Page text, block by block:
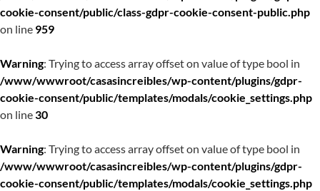
cookie-consent/public/class-gdpr-cookie-consent-public.php
on line 959
Warning: Trying to access array offset on value of type bool in
/www/wwwroot/casasincreibles/wp-content/plugins/gdpr-
cookie-consent/public/templates/modals/cookie_settings.php
on line30
Warning: Trying to access array offset on value of type bool in
/www/wwwroot/casasincreibles/wp-content/plugins/gdpr-
cookie-consent/public/templates/modals/cookie_settings.php